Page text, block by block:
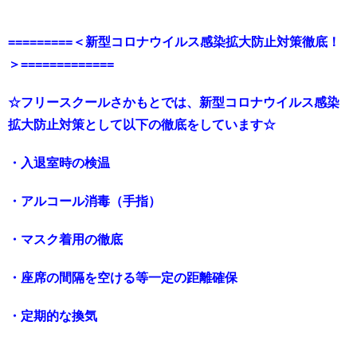
=========＜新型コロナウイルス感染拡大防止対策徹底！
＞=============
☆フリースクールさかもとでは、新型コロナウイルス感染
拡大防止対策として以下の徹底をしています☆
・入退室時の検温
・アルコール消毒（手指）
・マスク着用の徹底
・座席の間隔を空ける等一定の距離確保
・定期的な換気